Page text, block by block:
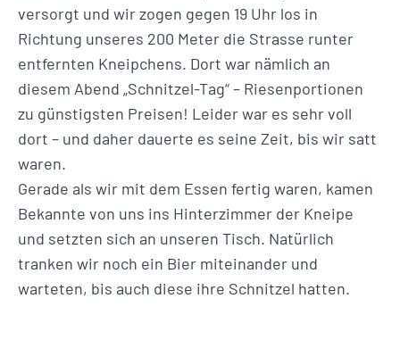
versorgt und wir zogen gegen 19 Uhr los in
Richtung unseres 200 Meter die Strasse runter
entfernten Kneipchens. Dort war nämlich an
diesem Abend „Schnitzel-Tag“ – Riesenportionen
zu günstigsten Preisen! Leider war es sehr voll
dort – und daher dauerte es seine Zeit, bis wir satt
waren.
Gerade als wir mit dem Essen fertig waren, kamen
Bekannte von uns ins Hinterzimmer der Kneipe
und setzten sich an unseren Tisch. Natürlich
tranken wir noch ein Bier miteinander und
warteten, bis auch diese ihre Schnitzel hatten.